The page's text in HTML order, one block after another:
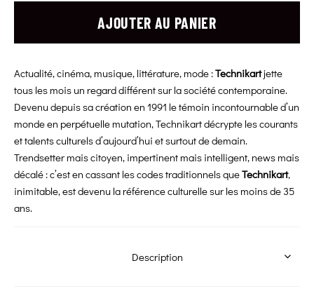
Actualité, cinéma, musique, littérature, mode :Technikartjette
tous les mois un regard différent sur la société contemporaine.
Devenu depuis sa création en 1991 le témoin incontournable d’un
monde en perpétuelle mutation, Technikart décrypte les courants
et talents culturels d’aujourd’hui et surtout de demain.
Trendsetter mais citoyen, impertinent mais intelligent, news mais
décalé : c’est en cassant les codes traditionnels queTechnikart,
inimitable, est devenu la référence culturelle sur les moins de 35
ans.
AJOUTER AU PANIER
Description